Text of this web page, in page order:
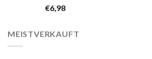
von 5
€6,98
MEISTVERKAUFT